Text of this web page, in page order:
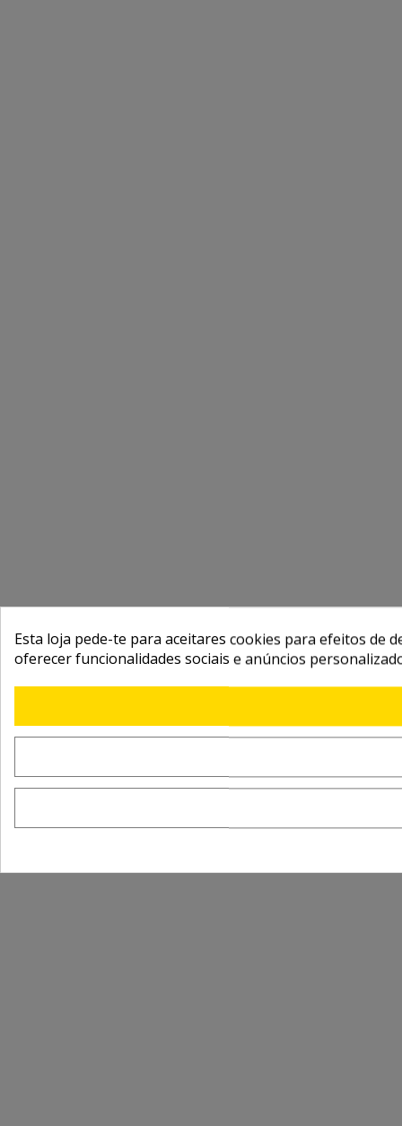
Esta loja pede-te para aceitares cookies para efeitos de
oferecer funcionalidades sociais e anúncios